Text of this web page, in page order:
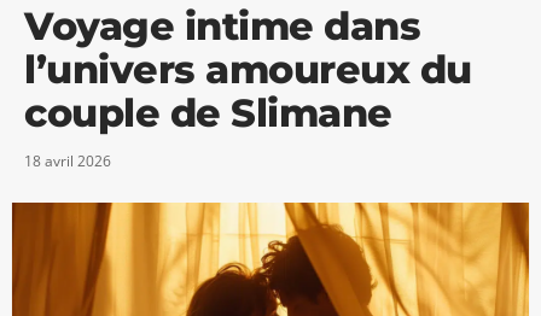
Voyage intime dans
l’univers amoureux du
couple de Slimane
18 avril 2026